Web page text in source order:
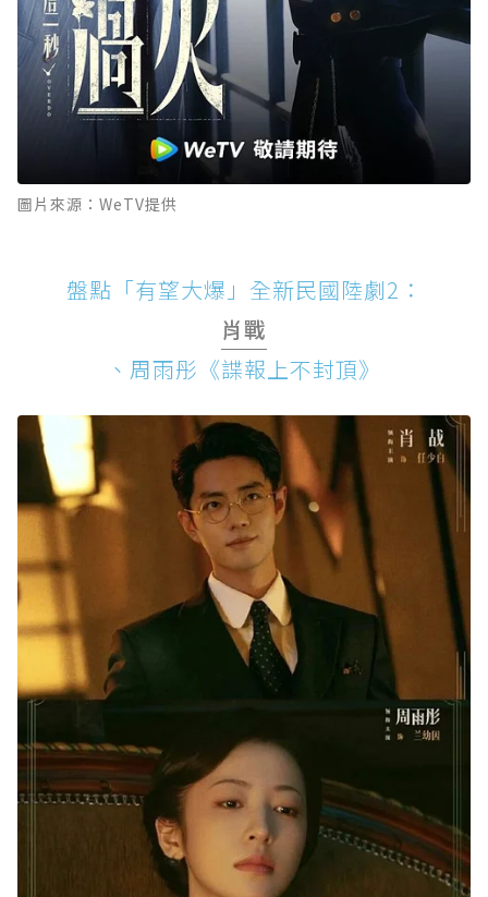
圖片來源：WeTV提供
盤點「有望大爆」全新民國陸劇2：
肖戰
、周雨彤《諜報上不封頂》